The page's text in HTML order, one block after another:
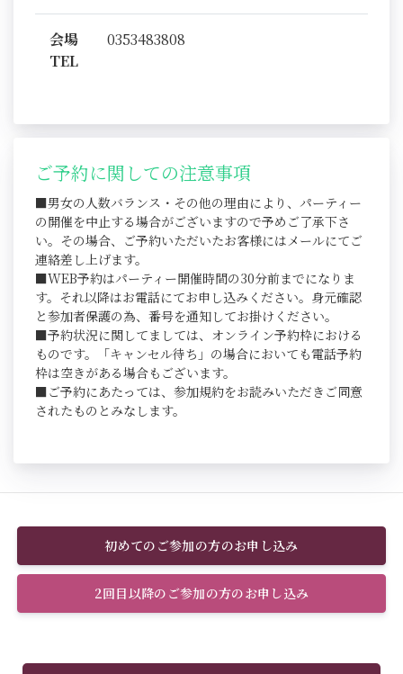
会場
TEL
0353483808
ご予約に関しての注意事項
■男女の人数バランス・その他の理由により、パーティー
の開催を中止する場合がございますので予めご了承下さ
い。その場合、ご予約いただいたお客様にはメールにてご
連絡差し上げます。
■WEB予約はパーティー開催時間の30分前までになりま
す。それ以降はお電話にてお申し込みください。身元確認
と参加者保護の為、番号を通知してお掛けください。
■予約状況に関してましては、オンライン予約枠における
ものです。「キャンセル待ち」の場合においても電話予約
枠は空きがある場合もございます。
■ご予約にあたっては、参加規約をお読みいただきご同意
されたものとみなします。
初めてのご参加の方のお申し込み
2回目以降のご参加の方のお申し込み